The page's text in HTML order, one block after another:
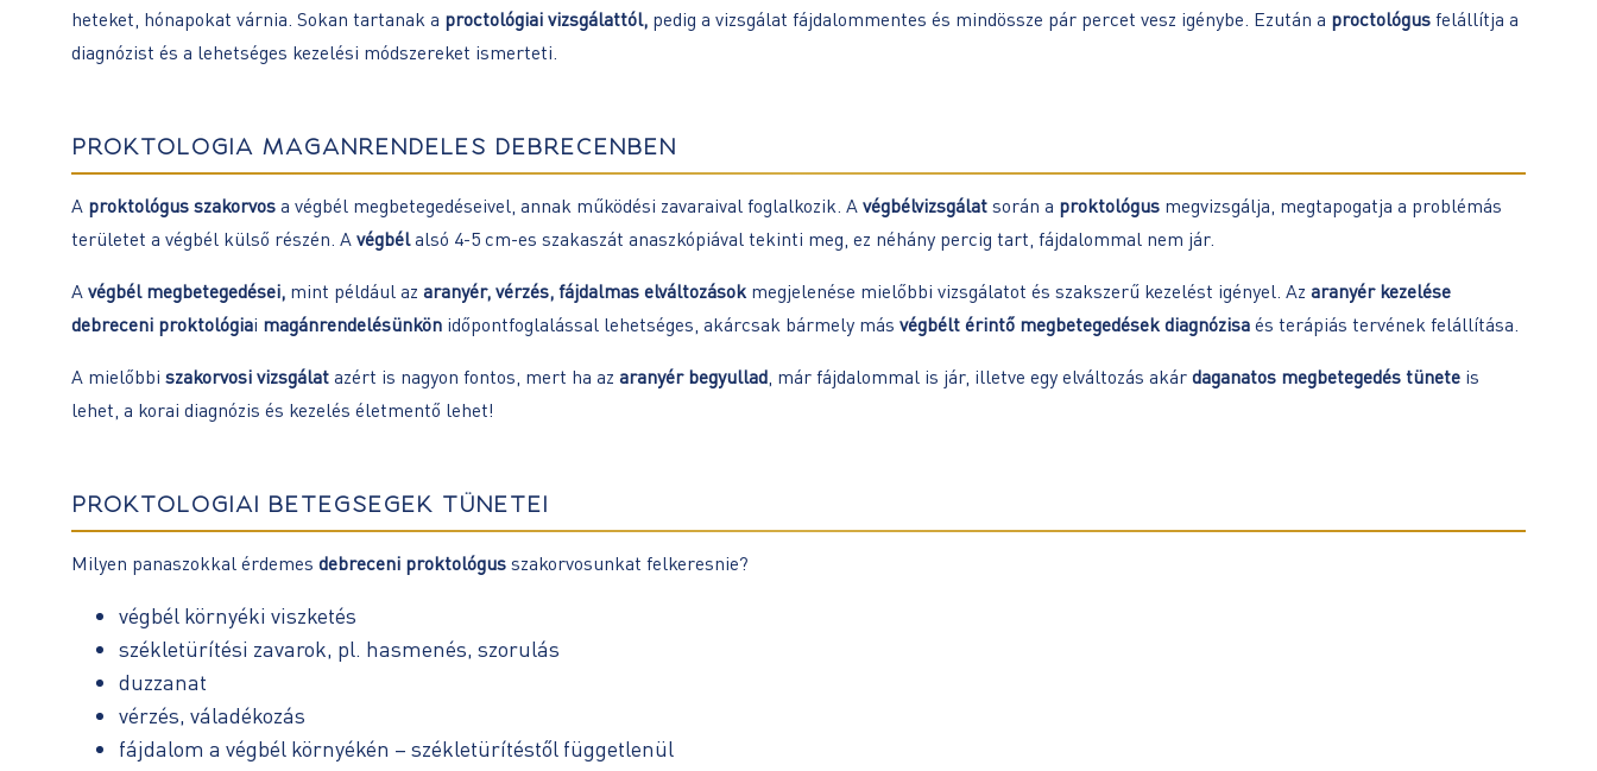
heteket, hónapokat várnia. Sokan tartanak a proctológiai vizsgálattól, pedig a vizsgálat fájdalommentes és mindössze pár percet vesz igénybe. Ezután a proctológus felállítja a
diagnózist és a lehetséges kezelési módszereket ismerteti.
PROKTOLÓGIA MAGÁNRENDELÉS DEBRECENBEN
A proktológus szakorvos a végbél megbetegedéseivel, annak működési zavaraival foglalkozik. A végbélvizsgálat során a proktológus megvizsgálja, megtapogatja a problémás
területet a végbél külső részén. A végbélalsó 4-5 cm-es szakaszát anaszkópiával tekinti meg, ez néhány percig tart, fájdalommal nem jár.
A végbél megbetegedései, mint például az aranyér, vérzés, fájdalmas elváltozások megjelenése mielőbbi vizsgálatot és szakszerű kezelést igényel. Az aranyér kezelése
debreceni proktológiai magánrendelésünkön időpontfoglalással lehetséges, akárcsak bármely más végbélt érintő megbetegedések diagnózisa és terápiás tervének felállítása.
A mielőbbi szakorvosi vizsgálat azért is nagyon fontos, mert ha az aranyér begyullad, már fájdalommal is jár, illetve egy elváltozás akár daganatos megbetegedés tünete is
lehet, a korai diagnózis és kezelés életmentő lehet!
PROKTOLÓGIAI BETEGSÉGEK TÜNETEI
Milyen panaszokkal érdemes debreceni proktológus szakorvosunkat felkeresnie?
végbél környéki viszketés
székletürítési zavarok, pl. hasmenés, szorulás
duzzanat
vérzés, váladékozás
fájdalom a végbél környékén – székletürítéstől függetlenül